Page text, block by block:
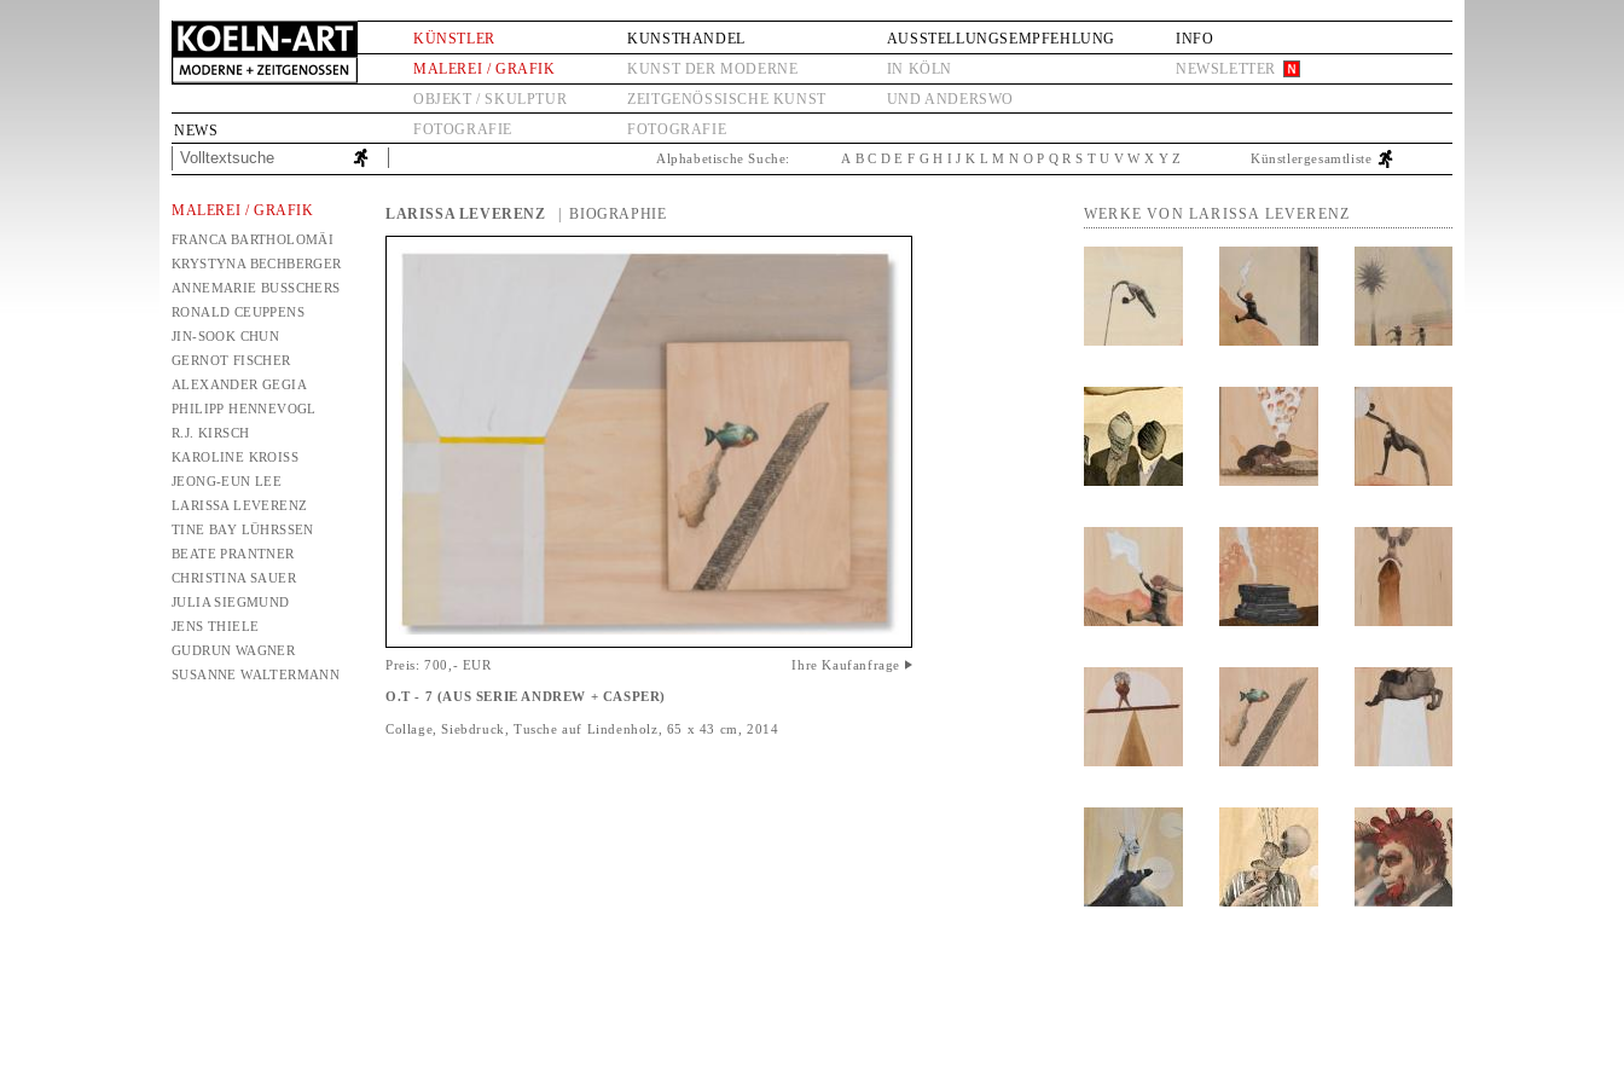
NEWS
KÜNSTLER
MALEREI / GRAFIK
OBJEKT / SKULPTUR
FOTOGRAFIE
KUNSTHANDEL
KUNST DER MODERNE
ZEITGENÖSSISCHE KUNST
FOTOGRAFIE
AUSSTELLUNGSEMPFEHLUNG
IN KÖLN
UND ANDERSWO
INFO
NEWSLETTER
Alphabetische Suche: A B C D E F G H I J K L M N O P Q R S T U V W X Y Z Künstlergesamtliste
MALEREI / GRAFIK
FRANCA BARTHOLOMÄI
KRYSTYNA BECHBERGER
ANNEMARIE BUSSCHERS
RONALD CEUPPENS
JIN-SOOK CHUN
GERNOT FISCHER
ALEXANDER GEGIA
PHILIPP HENNEVOGL
R.J. KIRSCH
KAROLINE KROISS
JEONG-EUN LEE
LARISSA LEVERENZ
TINE BAY LÜHRSSEN
BEATE PRANTNER
CHRISTINA SAUER
JULIA SIEGMUND
JENS THIELE
GUDRUN WAGNER
SUSANNE WALTERMANN
LARISSA LEVERENZ | BIOGRAPHIE
Preis: 700,- EUR Ihre Kaufanfrage
O.T - 7 (AUS SERIE ANDREW + CASPER)
Collage, Siebdruck, Tusche auf Lindenholz, 65 x 43 cm, 2014
WERKE VON LARISSA LEVERENZ